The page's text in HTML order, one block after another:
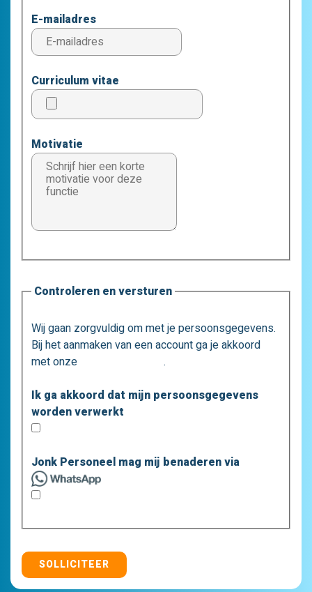
E-mailadres
Curriculum vitae
Motivatie
Controleren en versturen
Wij gaan zorgvuldig om met je persoonsgegevens.
Bij het aanmaken van een account ga je akkoord
met onze
.
Ik ga akkoord dat mijn persoonsgegevens
worden verwerkt
Jonk Personeel mag mij benaderen via
SOLLICITEER